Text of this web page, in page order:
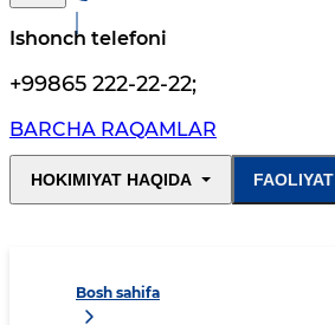
Ishonch telefoni
+99865 222-22-22;
BARCHA RAQAMLAR
HOKIMIYAT HAQIDA FAOLIYAT
Bosh sahifa